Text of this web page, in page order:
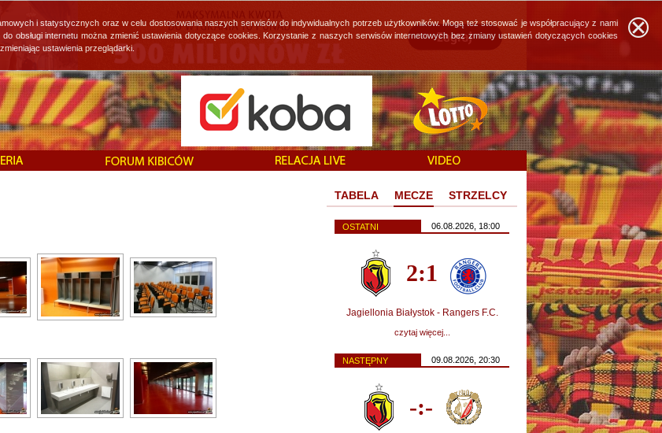
TABELA MECZE STRZELCY
OSTATNI 06.08.2026, 18:00
2:1
Jagiellonia Białystok - Rangers F.C.
czytaj więcej...
NASTĘPNY 09.08.2026, 20:30
-:-
i statystycznych oraz w celu dostosowania naszych serwisów do indywidualnych potrzeb użytkowników. Mogą też stosować je współpracujący z nami
obsługi internetu można zmienić ustawienia dotyczące cookies. Korzystanie z naszych serwisów internetowych bez zmiany ustawień dotyczących cookies
ustawienia przeglądarki.